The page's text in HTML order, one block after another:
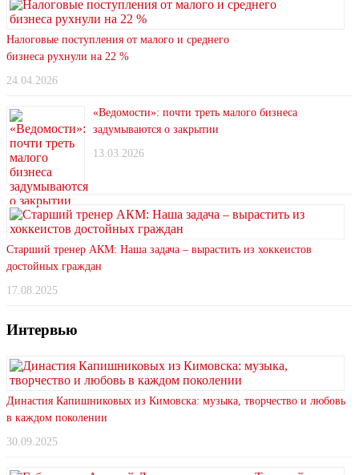
Налоговые поступления от малого и среднего
бизнеса рухнули на 22 %
24.04.2026
«Ведомости»: почти треть малого бизнеса
задумываются о закрытии
13.03.2026
Старший тренер АКМ: Наша задача – вырастить из хоккеистов
достойных граждан
17.08.2025
Интервью
Династия Капишниковых из Кимовска: музыка, творчество и любовь
в каждом поколении
30.09.2025